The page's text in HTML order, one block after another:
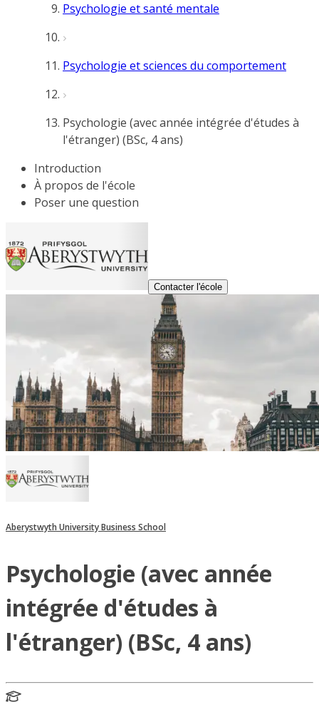
Psychologie et santé mentale
Psychologie et sciences du comportement
Psychologie (avec année intégrée d'études à
l'étranger) (BSc, 4 ans)
Introduction
À propos de l'école
Poser une question
Contacter l'école
Aberystwyth University Business School
Psychologie (avec année
intégrée d'études à
l'étranger) (BSc, 4 ans)